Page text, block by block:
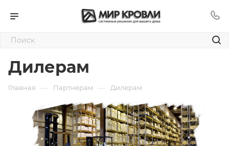
Дилерам
Главная — Партнёрам — Дилерам